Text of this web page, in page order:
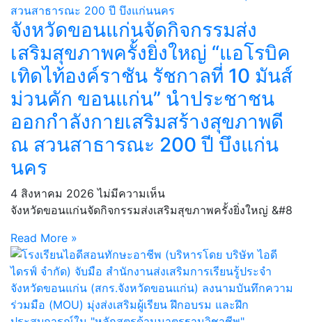
จังหวัดขอนแก่นจัดกิจกรรมส่ง
เสริมสุขภาพครั้งยิ่งใหญ่ “แอโรบิค
เทิดไท้องค์ราชัน รัชกาลที่ 10 มันส์
ม่วนคัก ขอนแก่น” นำประชาชน
ออกกำลังกายเสริมสร้างสุขภาพดี
ณ สวนสาธารณะ 200 ปี บึงแก่น
นคร
4 สิงหาคม 2026ไม่มีความเห็น
จังหวัดขอนแก่นจัดกิจกรรมส่งเสริมสุขภาพครั้งยิ่งใหญ่ &#8
Read More »